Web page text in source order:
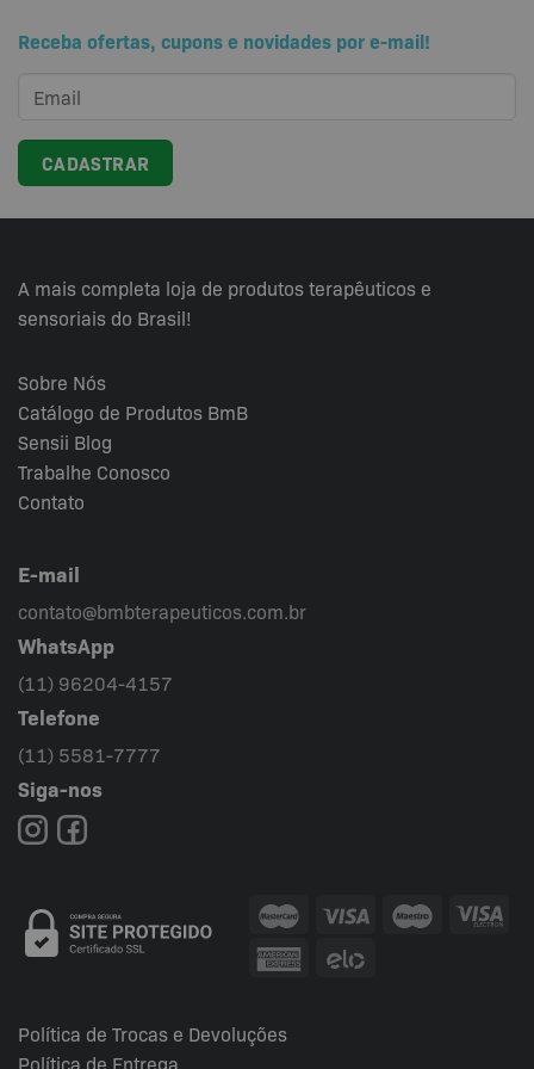
As
escolhidas
na
página
do
Receba ofertas, cupons e novidades por e-mail!
A mais completa loja de produtos terapêuticos e
sensoriais do Brasil!
Sobre Nós
Catálogo de Produtos BmB
Sensii Blog
Trabalhe Conosco
Contato
E-mail
contato@bmbterapeuticos.com.br
WhatsApp
(11) 96204-4157
Telefone
(11) 5581-7777
Siga-nos
Política de Trocas e Devoluções
Política de Entrega